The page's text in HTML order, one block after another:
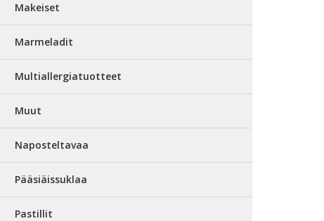
Makeiset
Marmeladit
Multiallergiatuotteet
Muut
Naposteltavaa
Pääsiäissuklaa
Pastillit